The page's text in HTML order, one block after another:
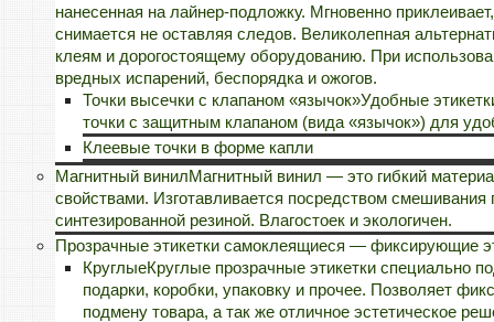
нанесенная на лайнер-подложку. Мгновенно
снимается не оставляя следов. Великолепная
клеям и дорогостоящему оборудованию. При
вредных испарений, беспорядка и ожогов.
Точки высечки с клапаном «язычок»Удобные
точки с защитным клапаном (вида «язычок») для
Клеевые точки в форме капли
Магнитный винилМагнитный винил — это гибкий
свойствами. Изготавливается посредством
синтезированной резиной. Влагостоек и экологичен.
Прозрачные этикетки самоклеящиеся — фиксирующие
КруглыеКруглые прозрачные этикетки специально
подарки, коробки, упаковку и прочее. Позволяет
подмену товара, а так же отличное эстетическое